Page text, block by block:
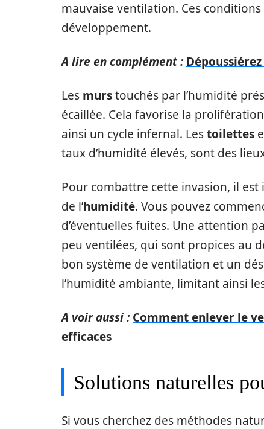
mauvaise ventilation. Ces
développement.
A lire en complément :
Les murstouchés par l’humidité
écaillée. Cela favorise la
ainsi un cycle infernal. Lestoilettes
taux d’humidité élevés, sont des
Pour combattre cette invasion, il
de l’humidité. Vous pouvez
d’éventuelles fuites. Une attention
peu ventilées, qui sont propices au
bon système de ventilation et un
l’humidité ambiante, limitant ainsi
A voir aussi : Comment enlever le
efficaces
Solutions naturelles
Si vous cherchez des méthodes